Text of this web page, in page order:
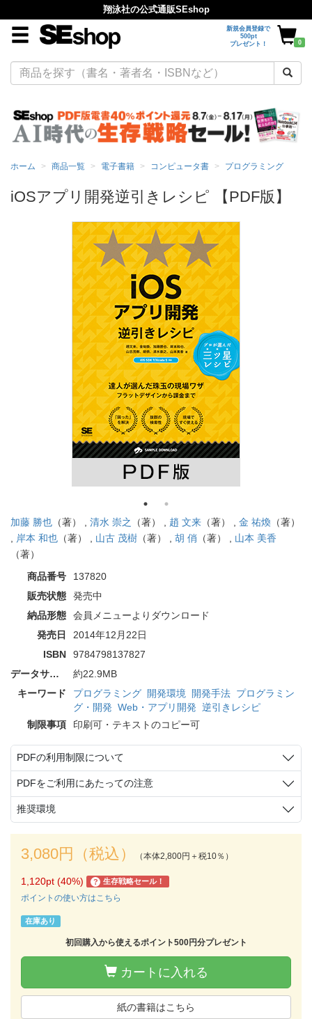
翔泳社の公式通販SEshop
新規会員登録で
500pt
プレゼント！
0
ホーム 商品一覧 電子書籍 コンピュータ書 プログラミング
iOSアプリ開発逆引きレシピ 【PDF版】
加藤 勝也 （著） , 清水 崇之 （著） , 趙 文来 （著） , 金 祐煥 （著）
岸本 和也 （著） , 山古 茂樹 （著） , 胡 俏 （著） , 山本 美香
（著）
商品番号
137820
販売状態
発売中
納品形態
会員メニューよりダウンロード
発売日
2014年12月22日
ISBN
9784798137827
データサイズ
約22.9MB
キーワード
プログラミング 開発環境 開発手法 プログラミン
グ・開発 Web・アプリ開発 逆引きレシピ
制限事項
印刷可・テキストのコピー可
PDFの利用制限について
PDFをご利用にあたっての注意
推奨環境
3,080円（税込） （本体2,800円＋税10％）
1,120pt (40%) ? 生存戦略セール！
ポイントの使い方はこちら
在庫あり
初回購入から使えるポイント500円分プレゼント
カートに入れる
紙の書籍はこちら